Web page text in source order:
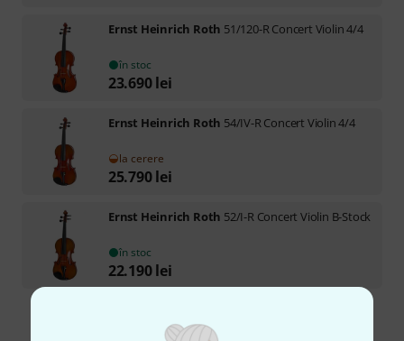
Ernst Heinrich Roth 51/120-R Concert Violin 4/4
în stoc
23.690 lei
Ernst Heinrich Roth 54/IV-R Concert Violin 4/4
la cerere
25.790 lei
Ernst Heinrich Roth 52/I-R Concert Violin B-Stock
în stoc
22.190 lei
Transport gratuit de la 1.500 lei